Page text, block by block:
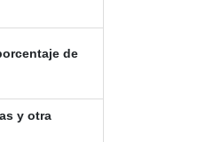
de
y otra